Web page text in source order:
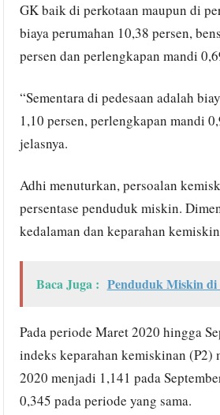
GK baik di perkotaan maupun di
biaya perumahan 10,38 persen,
persen dan perlengkapan mandi
“Sementara di pedesaan adalah
1,10 persen, perlengkapan mandi
jelasnya.
Adhi menuturkan, persoalan
persentase penduduk miskin.
kedalaman dan keparahan
Baca Juga : Penduduk Miskin
Pada periode Maret 2020 hingga
indeks keparahan kemiskinan (P2)
2020 menjadi 1,141 pada
0,345 pada periode yang sama.